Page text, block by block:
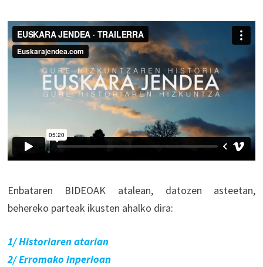
Enbataren BIDEOAK atalean, datozen asteetan,
behereko parteak ikusten ahalko dira:
1/ Historiaren atarian
2/ Erromako inperioan